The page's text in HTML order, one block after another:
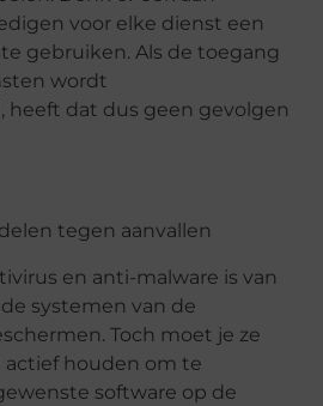
voor elke dienst een
gebruiken. Als de toegang
wordt
dat dus geen gevolgen
tegen aanvallen
en anti-malware is van
systemen van de
Toch moet je ze
houden om te
software op de